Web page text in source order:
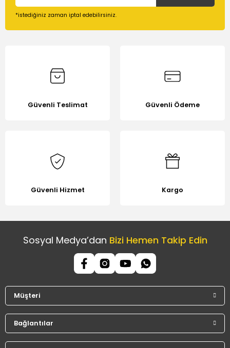
*istediğiniz zaman iptal edebilirsiniz.
Güvenli Teslimat Güvenli Ödeme
Güvenli Hizmet Kargo
Sosyal Medya’dan Bizi Hemen Takip Edin
Müşteri
Bağlantılar